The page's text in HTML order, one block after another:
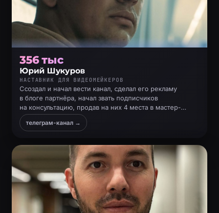
356 тыс
Юрий Шукуров
НАСТАВНИК ДЛЯ ВИДЕОМЕЙКЕРОВ
Ссоздал и начал вести канал, сделал его рекламу
в блоге партнёра, начал звать подписчиков
на консультацию, продав на них 4 места в мастер-
группу и 4 платных консультации
телеграм-канал →